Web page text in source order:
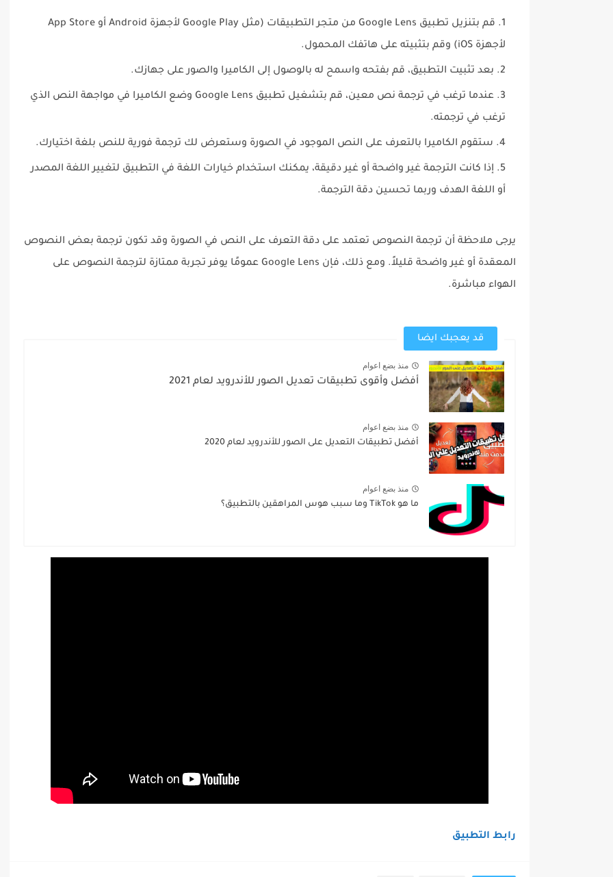
قم بتنزيل تطبيق Google Lens من متجر التطبيقات (مثل Google Play لأجهزة Android أو App Store
لأجهزة iOS) وقم بتثبيته على هاتفك المحمول.
بعد تثبيت التطبيق، قم بفتحه واسمح له بالوصول إلى الكاميرا والصور على جهازك.
عندما ترغب في ترجمة نص معين، قم بتشغيل تطبيق Google Lens وضع الكاميرا في مواجهة النص الذي
ترغب في ترجمته.
ستقوم الكاميرا بالتعرف على النص الموجود في الصورة وستعرض لك ترجمة فورية للنص بلغة اختيارك.
إذا كانت الترجمة غير واضحة أو غير دقيقة، يمكنك استخدام خيارات اللغة في التطبيق لتغيير اللغة المصدر
أو اللغة الهدف وربما تحسين دقة الترجمة.
يرجى ملاحظة أن ترجمة النصوص تعتمد على دقة التعرف على النص في الصورة وقد تكون ترجمة بعض النصوص
المعقدة أو غير واضحة قليلاً. ومع ذلك، فإن Google Lens عمومًا يوفر تجربة ممتازة لترجمة النصوص على
الهواء مباشرة.
قد يعجبك ايضا
منذ بضع اعوام
أفضل وأقوى تطبيقات تعديل الصور للأندرويد لعام 2021
منذ بضع اعوام
أفضل تطبيقات التعديل على الصور للأندرويد لعام 2020
منذ بضع اعوام
ما هو TikTok وما سبب هوس المراهقين بالتطبيق؟
رابط التطبيق